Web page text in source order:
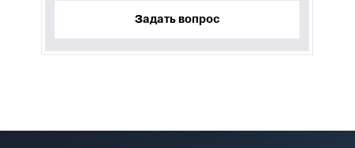
Задать вопрос